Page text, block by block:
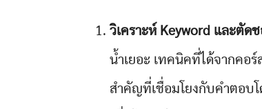
วิเคราะห์ Keyword และตัดช
น้ำเยอะ เทคนิคที่ได้จากคอ
สำคัญที่เชื่อมโยงกับคำตอบ